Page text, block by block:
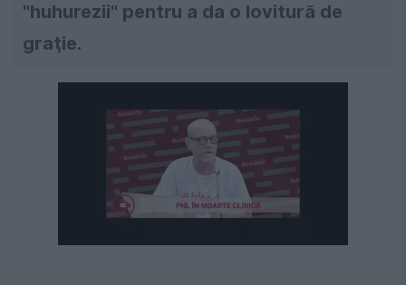
"huhurezii" pentru a da o lovitură de
graţie.